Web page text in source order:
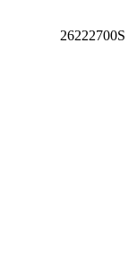
26222700S